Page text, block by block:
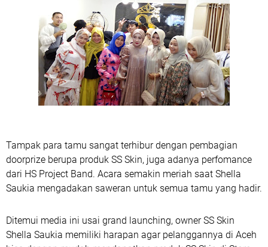
Tampak para tamu sangat terhibur dengan pembagian
doorprize berupa produk SS Skin, juga adanya perfomance
dari HS Project Band. Acara semakin meriah saat Shella
Saukia mengadakan saweran untuk semua tamu yang hadir.
Ditemui media ini usai grand launching, owner SS Skin
Shella Saukia memiliki harapan agar pelanggannya di Aceh